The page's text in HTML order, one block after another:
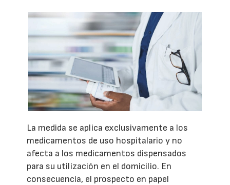
La medida se aplica exclusivamente a los
medicamentos de uso hospitalario y no
afecta a los medicamentos dispensados
para su utilización en el domicilio. En
consecuencia, el prospecto en papel